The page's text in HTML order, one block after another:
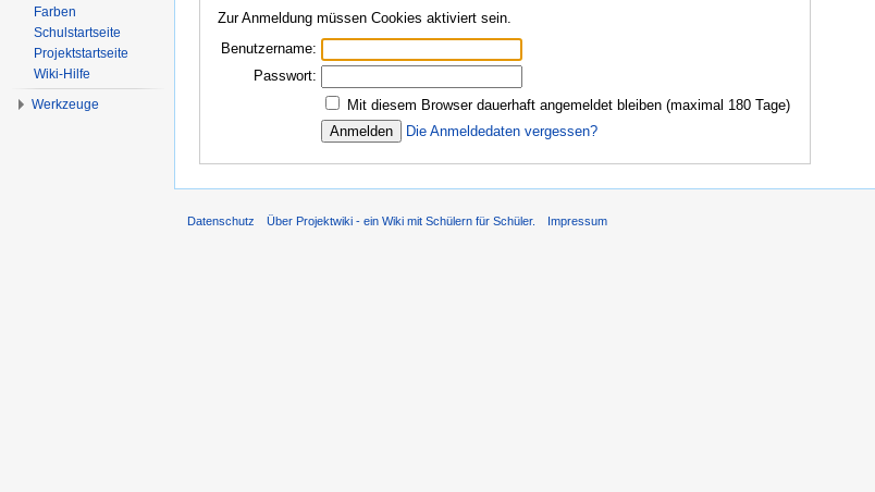
Zur Anmeldung müssen Cookies aktiviert sein.
Benutzername:
Passwort:
Mit diesem Browser dauerhaft angemeldet bleiben (maximal 180 Tage)
Die Anmeldedaten vergessen?
Farben
Schulstartseite
Projektstartseite
Wiki-Hilfe
Werkzeuge
Datenschutz Über Projektwiki - ein Wiki mit Schülern für Schüler. Impressum